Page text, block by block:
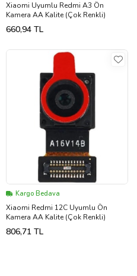
Xiaomi Uyumlu Redmi A3 Ön
Kamera AA Kalite (Çok Renkli)
660,94 TL
Kargo Bedava
Xiaomi Redmi 12C Uyumlu Ön
Kamera AA Kalite (Çok Renkli)
806,71 TL